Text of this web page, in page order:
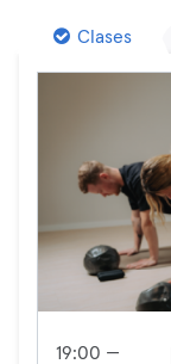
Clases
19:00 —